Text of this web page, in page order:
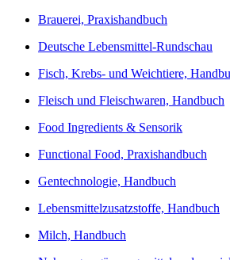
Brauerei, Praxishandbuch
Deutsche Lebensmittel-Rundschau
Fisch, Krebs- und Weichtiere,
Fleisch und Fleischwaren, Handbuch
Food Ingredients & Sensorik
Functional Food, Praxishandbuch
Gentechnologie, Handbuch
Lebensmittelzusatzstoffe, Handbuch
Milch, Handbuch